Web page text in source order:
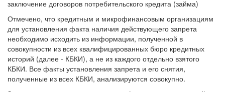
заключение договоров потребительского кредита (займа)
Отмечено, что кредитным и микрофинансовым организациям
для установления факта наличия действующего запрета
необходимо исходить из информации, полученной в
совокупности из всех квалифицированных бюро кредитных
историй (далее - КБКИ), а не из каждого отдельно взятого
КБКИ. Все факты установления запрета и его снятия,
полученные из всех КБКИ, анализируются совокупно.